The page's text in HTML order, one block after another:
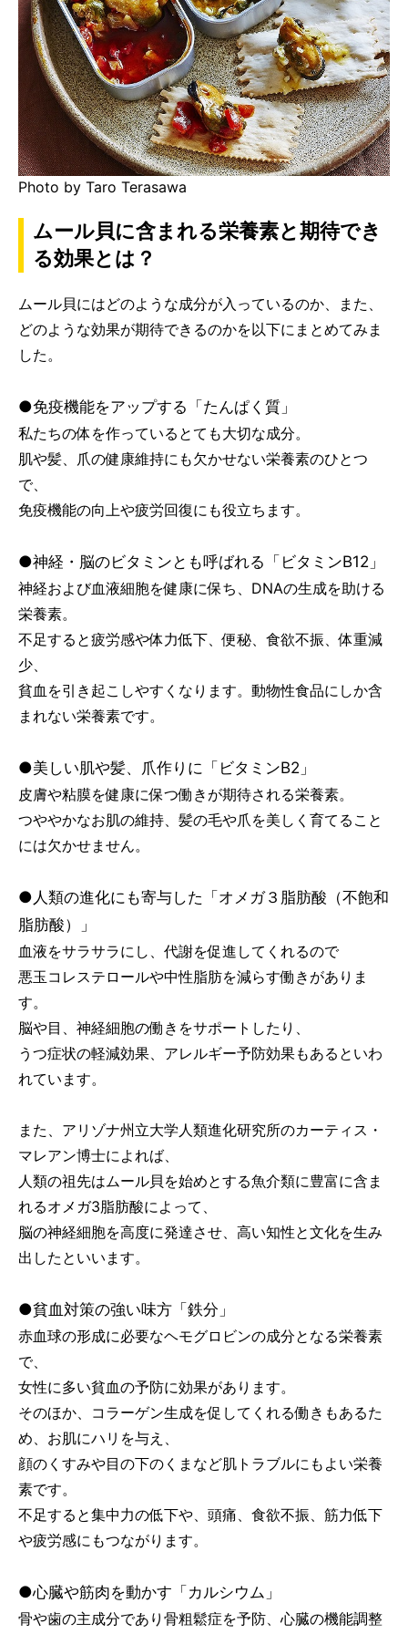
Photo by Taro Terasawa
ムール貝に含まれる栄養素と期待でき
る効果とは？
ムール貝にはどのような成分が入っているのか、また、
どのような効果が期待できるのかを以下にまとめてみま
した。
●免疫機能をアップする「たんぱく質」
私たちの体を作っているとても大切な成分。
肌や髪、爪の健康維持にも欠かせない栄養素のひとつ
で、
免疫機能の向上や疲労回復にも役立ちます。
●神経・脳のビタミンとも呼ばれる「ビタミンB12」
神経および血液細胞を健康に保ち、DNAの生成を助ける
栄養素。
不足すると疲労感や体力低下、便秘、食欲不振、体重減
少、
貧血を引き起こしやすくなります。動物性食品にしか含
まれない栄養素です。
●美しい肌や髪、爪作りに「ビタミンB2」
皮膚や粘膜を健康に保つ働きが期待される栄養素。
つややかなお肌の維持、髪の毛や爪を美しく育てること
には欠かせません。
●人類の進化にも寄与した「オメガ３脂肪酸（不飽和
脂肪酸）」
血液をサラサラにし、代謝を促進してくれるので
悪玉コレステロールや中性脂肪を減らす働きがありま
す。
脳や目、神経細胞の働きをサポートしたり、
うつ症状の軽減効果、アレルギー予防効果もあるといわ
れています。
また、アリゾナ州立大学人類進化研究所のカーティス・
マレアン博士によれば、
人類の祖先はムール貝を始めとする魚介類に豊富に含ま
れるオメガ3脂肪酸によって、
脳の神経細胞を高度に発達させ、高い知性と文化を生み
出したといいます。
●貧血対策の強い味方「鉄分」
赤血球の形成に必要なヘモグロビンの成分となる栄養素
で、
女性に多い貧血の予防に効果があります。
そのほか、コラーゲン生成を促してくれる働きもあるた
め、お肌にハリを与え、
顔のくすみや目の下のくまなど肌トラブルにもよい栄養
素です。
不足すると集中力の低下や、頭痛、食欲不振、筋力低下
や疲労感にもつながります。
●心臓や筋肉を動かす「カルシウム」
骨や歯の主成分であり骨粗鬆症を予防、心臓の機能調整